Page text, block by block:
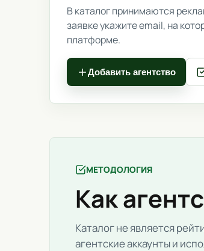
В каталог принимаются
заявке укажите email, на
платформе.
Добавить агентство
МЕТОДОЛОГИЯ
Как
Каталог не является
агентские аккаунты и